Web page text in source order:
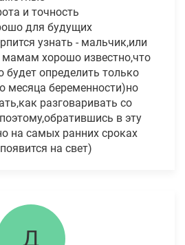
и точность
для будущих
узнать - мальчик,или
хорошо известно,что
определить только
месяца беременности)но
разговаривать со
в эту
на самых ранних сроках
на свет)
Д